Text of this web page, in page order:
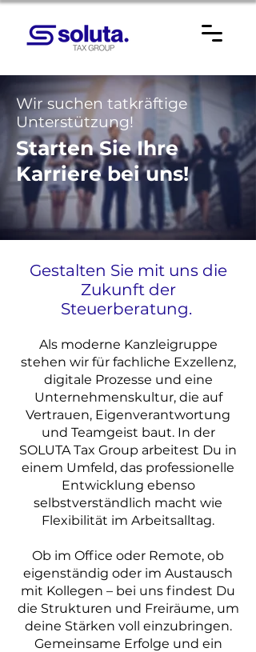
Wir suchen tatkräftige
Unterstützung!
Starten Sie Ihre
Karriere bei uns!
Gestalten Sie mit uns die
Zukunft der
Steuerberatung.
Als moderne Kanzleigruppe
stehen wir für fachliche Exzellenz,
digitale Prozesse und eine
Unternehmenskultur, die auf
Vertrauen, Eigenverantwortung
und Teamgeist baut. In der
SOLUTA Tax Group arbeitest Du in
einem Umfeld, das professionelle
Entwicklung ebenso
selbstverständlich macht wie
Flexibilität im Arbeitsalltag.
Ob im Office oder Remote, ob
eigenständig oder im Austausch
mit Kollegen – bei uns findest Du
die Strukturen und Freiräume, um
deine Stärken voll einzubringen.
Gemeinsame Erfolge und ein